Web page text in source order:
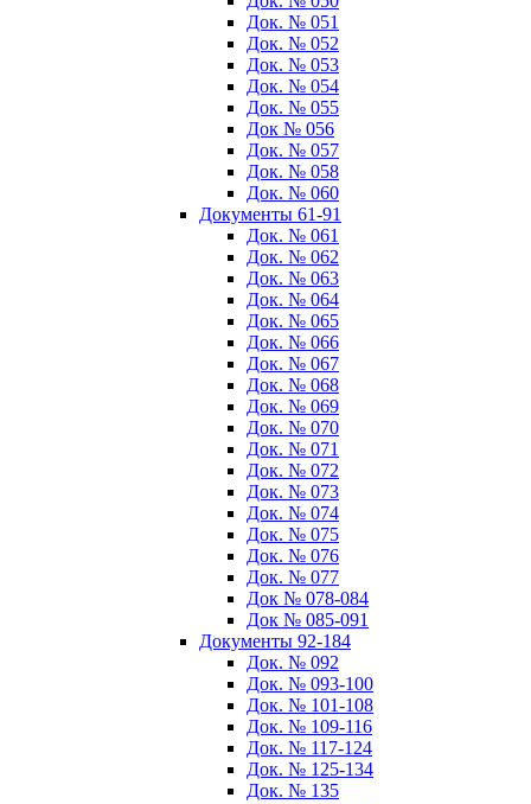
Док. № 051
Док. № 052
Док. № 053
Док. № 054
Док. № 055
Док № 056
Док. № 057
Док. № 058
Док. № 060
Документы 61-91
Док. № 061
Док. № 062
Док. № 063
Док. № 064
Док. № 065
Док. № 066
Док. № 067
Док. № 068
Док. № 069
Док. № 070
Док. № 071
Док. № 072
Док. № 073
Док. № 074
Док. № 075
Док. № 076
Док. № 077
Док № 078-084
Док № 085-091
Документы 92-184
Док. № 092
Док. № 093-100
Док. № 101-108
Док. № 109-116
Док. № 117-124
Док. № 125-134
Док. № 135